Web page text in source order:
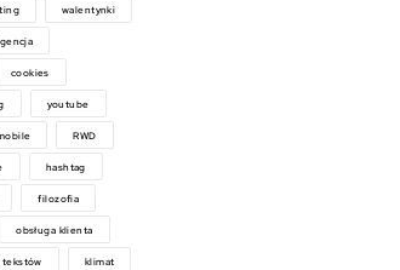
walentynki
cookies
youtube
RWD
hashtag
filozofia
obsługa klienta
klimat